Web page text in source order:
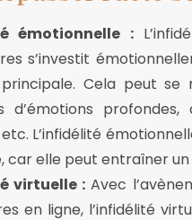
émotionnelle :
s’investit
Cela peut se
d’émotions
L’infidélité
car elle peut entraîner
virtuelle : Avec
en ligne, l’infidélité